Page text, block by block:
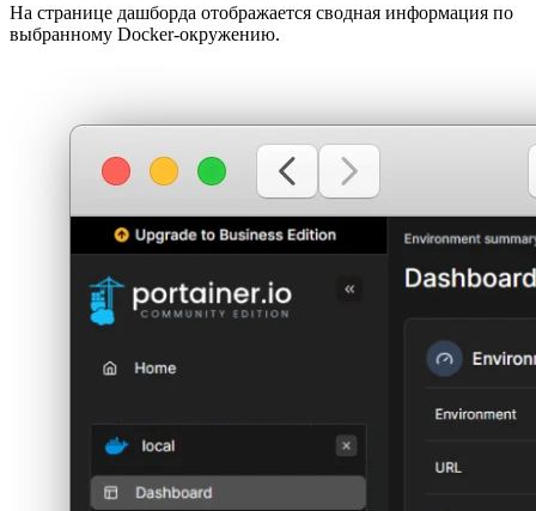
На странице дашборда отображается сводная информация по
выбранному Docker-окружению.